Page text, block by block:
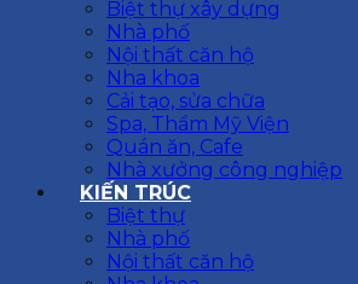
Biệt thự xây dựng
Nhà phố
Nội thất căn hộ
Nha khoa
Cải tạo, sửa chữa
Spa, Thẩm Mỹ Viện
Quán ăn, Cafe
Nhà xưởng công nghiệp
KIẾN TRÚC
Biệt thự
Nhà phố
Nội thất căn hộ